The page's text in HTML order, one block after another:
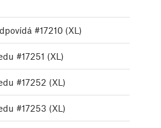
#17210 (XL)
#17251 (XL)
#17252 (XL)
#17253 (XL)